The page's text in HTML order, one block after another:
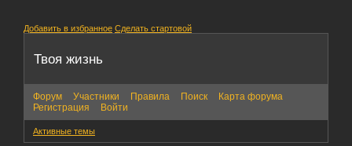
Добавить в избранное Сделать стартовой
Твоя жизнь
Форум Участники Правила Поиск
Карта форума
Регистрация
Войти
Активные темы